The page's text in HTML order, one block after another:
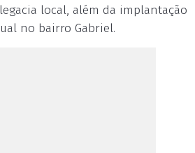
local, além da implantação
no bairro Gabriel.